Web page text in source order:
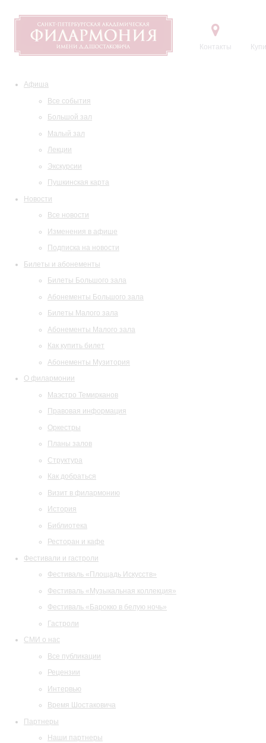
Контакты
Афиша
Все события
Большой зал
Малый зал
Лекции
Экскурсии
Пушкинская карта
Новости
Все новости
Изменения в афише
Подписка на новости
Билеты и абонементы
Билеты Большого зала
Абонементы Большого зала
Билеты Малого зала
Абонементы Малого зала
Как купить билет
Абонементы Музитория
О филармонии
Маэстро Темирканов
Правовая информация
Оркестры
Планы залов
Структура
Как добраться
Визит в филармонию
История
Библиотека
Ресторан и кафе
Фестивали и гастроли
Фестиваль «Площадь Искусств»
Фестиваль «Музыкальная коллекция»
Фестиваль «Барокко в белую ночь»
Гастроли
СМИ о нас
Все публикации
Рецензии
Интервью
Время Шостаковича
Партнеры
Наши партнеры